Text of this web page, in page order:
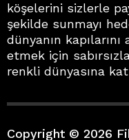
köşelerini sizlerle
şekilde sunmayı
dünyanın
etmek için
renkli dünyasına
Copyright © 2026